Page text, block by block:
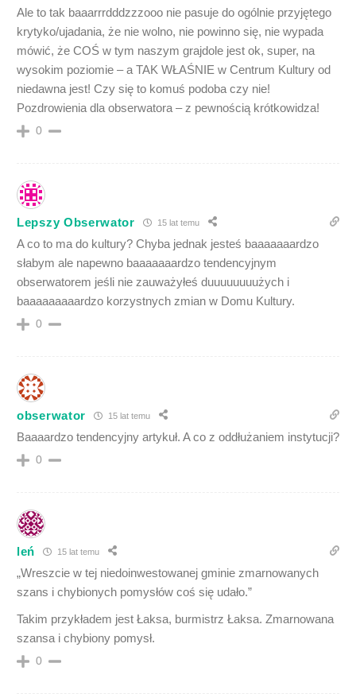
Ale to tak baaarrrdddzzzooo nie pasuje do ogólnie przyjętego
krytyko/ujadania, że nie wolno, nie powinno się, nie wypada
mówić, że COŚ w tym naszym grajdole jest ok, super, na
wysokim poziomie – a TAK WŁAŚNIE w Centrum Kultury od
niedawna jest! Czy się to komuś podoba czy nie!
Pozdrowienia dla obserwatora – z pewnością krótkowidza!
0
Lepszy Obserwator 15 lat temu
A co to ma do kultury? Chyba jednak jesteś baaaaaaardzo
słabym ale napewno baaaaaaardzo tendencyjnym
obserwatorem jeśli nie zauważyłeś duuuuuuuużych i
baaaaaaaaardzo korzystnych zmian w Domu Kultury.
0
obserwator 15 lat temu
Baaaardzo tendencyjny artykuł. A co z oddłużaniem instytucji?
0
leń 15 lat temu
„Wreszcie w tej niedoinwestowanej gminie zmarnowanych
szans i chybionych pomysłów coś się udało.”
Takim przykładem jest Łaksa, burmistrz Łaksa. Zmarnowana
szansa i chybiony pomysł.
0